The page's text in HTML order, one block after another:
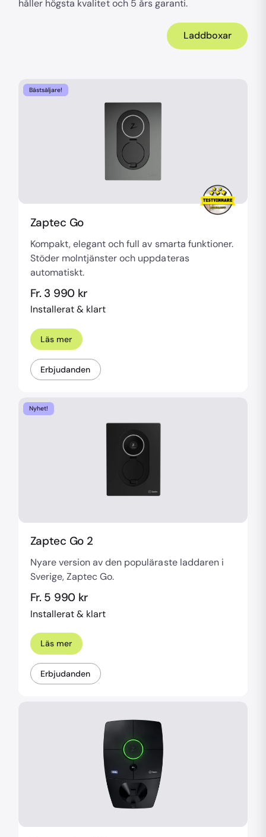
håller högsta kvalitet och 5 års garanti.
Laddboxar
Bästsäljare!
Zaptec Go
Kompakt, elegant och full av smarta funktioner.
Stöder molntjänster och uppdateras
automatiskt.
Fr. 3 990 kr
Installerat & klart
Läs mer
Erbjudanden
Nyhet!
Zaptec Go 2
Nyare version av den populäraste laddaren i
Sverige, Zaptec Go.
Fr. 5 990 kr
Installerat & klart
Läs mer
Erbjudanden